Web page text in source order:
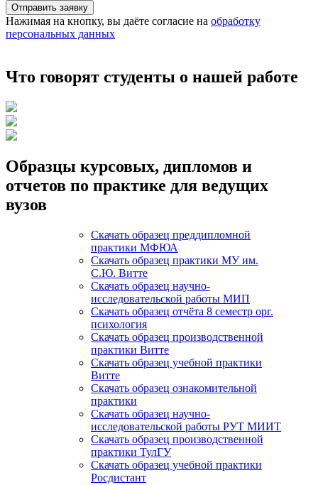
Отправить заявку
Нажимая на кнопку, вы даёте согласие на обработку
персональных данных
Что говорят студенты о нашей работе
Образцы курсовых, дипломов и
отчетов по практике для ведущих
вузов
Скачать образец преддипломной
практики МФЮА
Скачать образец практики МУ им.
С.Ю. Витте
Скачать образец научно-
исследовательской работы МИП
Скачать образец отчёта 8 семестр орг.
психология
Скачать образец производственной
практики Витте
Скачать образец учебной практики
Витте
Скачать образец ознакомительной
практики
Скачать образец научно-
исследовательской работы РУТ МИИТ
Скачать образец производственной
практики ТулГУ
Скачать образец учебной практики
Росдистант